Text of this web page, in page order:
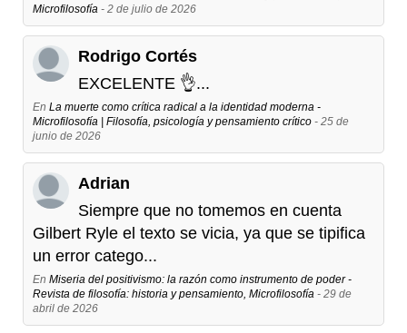
Microfilosofía - 2 de julio de 2026
Rodrigo Cortés
EXCELENTE 👌...
En La muerte como crítica radical a la identidad moderna -
Microfilosofía | Filosofía, psicología y pensamiento crítico - 25 de
junio de 2026
Adrian
Siempre que no tomemos en cuenta
Gilbert Ryle el texto se vicia, ya que se tipifica
un error catego...
En Miseria del positivismo: la razón como instrumento de poder -
Revista de filosofía: historia y pensamiento, Microfilosofía - 29 de
abril de 2026